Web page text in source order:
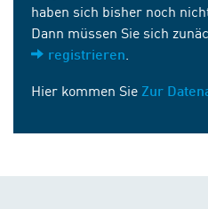
haben sich bisher noch
Dann müssen Sie sich
registrieren
Hier kommen Sie Zur